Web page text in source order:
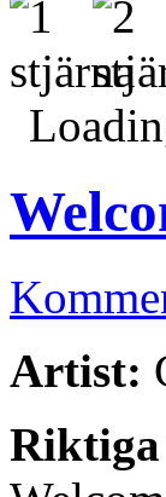
Artist: